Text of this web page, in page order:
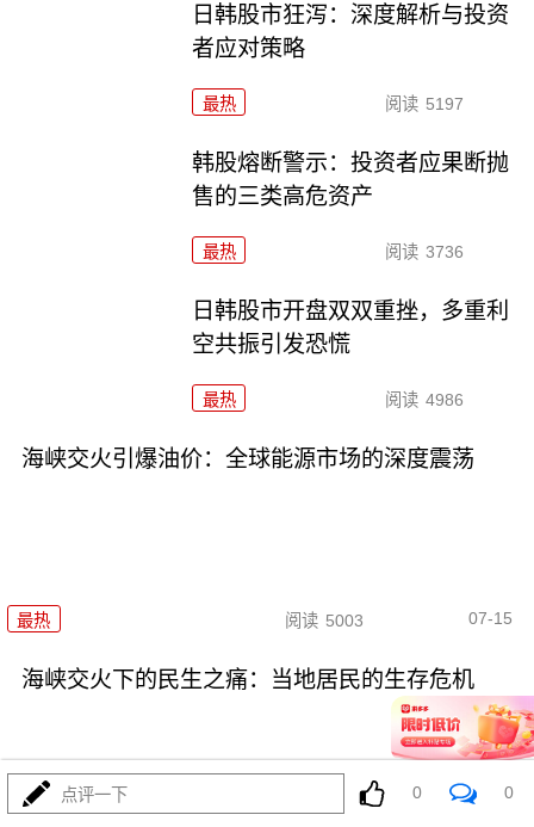
日韩股市狂泻：深度解析与投资
者应对策略
最热 阅读 5197
韩股熔断警示：投资者应果断抛
售的三类高危资产
最热 阅读 3736
日韩股市开盘双双重挫，多重利
空共振引发恐慌
最热 阅读 4986
海峡交火引爆油价：全球能源市场的深度震荡
最热 阅读 5003 07-15
海峡交火下的民生之痛：当地居民的生存危机
点评一下 0 0